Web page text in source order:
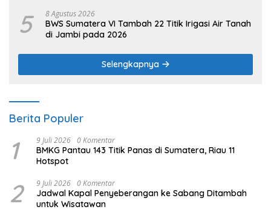
5 8 Agustus 2026
BWS Sumatera VI Tambah 22 Titik Irigasi Air Tanah
di Jambi pada 2026
Selengkapnya
Berita Populer
1 9 Juli 2026 0 Komentar
BMKG Pantau 143 Titik Panas di Sumatera, Riau 11
Hotspot
2 9 Juli 2026 0 Komentar
Jadwal Kapal Penyeberangan ke Sabang Ditambah
untuk Wisatawan